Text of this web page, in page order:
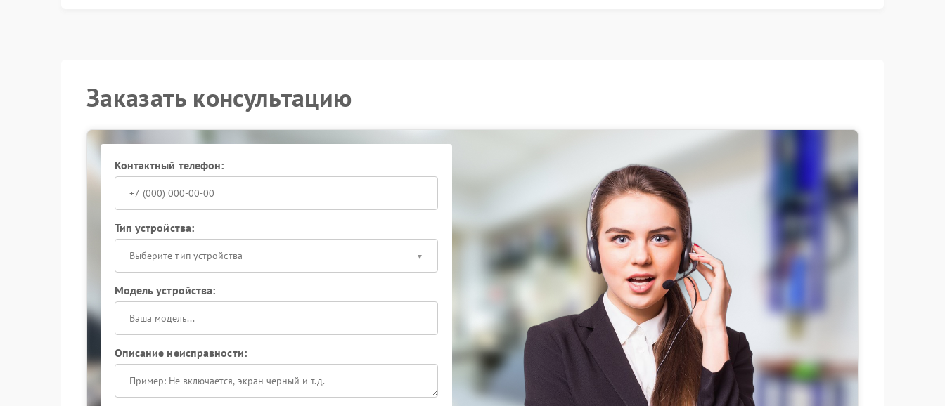
Заказать консультацию
Контактный телефон:
Тип устройства:
Выберите тип устройства
Модель устройства:
Описание неисправности: